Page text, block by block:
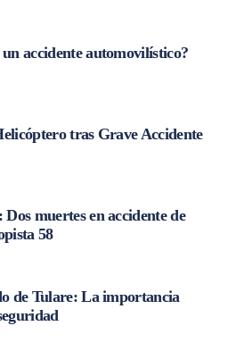
un accidente automovilístico?
tras Grave Accidente
muertes en accidente de
58
de Tulare: La importancia